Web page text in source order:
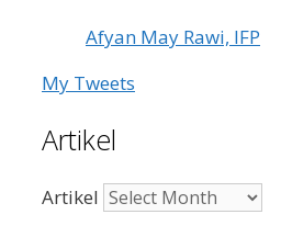
Afyan May Rawi, IFP
My Tweets
Artikel
Artikel